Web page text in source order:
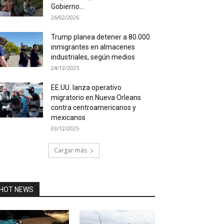
Gobierno...
26/02/2026
Trump planea detener a 80.000
inmigrantes en almacenes
industriales, según medios
24/12/2025
EE.UU. lanza operativo
migratorio en Nueva Orleans
contra centroamericanos y
mexicanos
03/12/2025
Cargar más
NEWS